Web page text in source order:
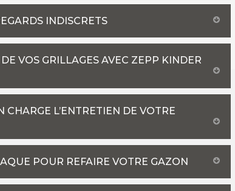
INDISCRETS
VOS GRILLAGES AVEC ZEPP KINDER
L’ENTRETIEN DE VOTRE
POUR REFAIRE VOTRE GAZON